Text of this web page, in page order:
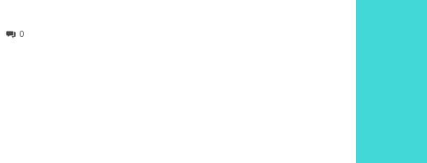
0